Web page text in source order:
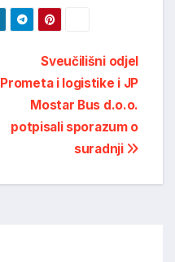
Sveučilišni odjel
Prometa i logistike i JP
Mostar Bus d.o.o.
potpisali sporazum o
suradnji